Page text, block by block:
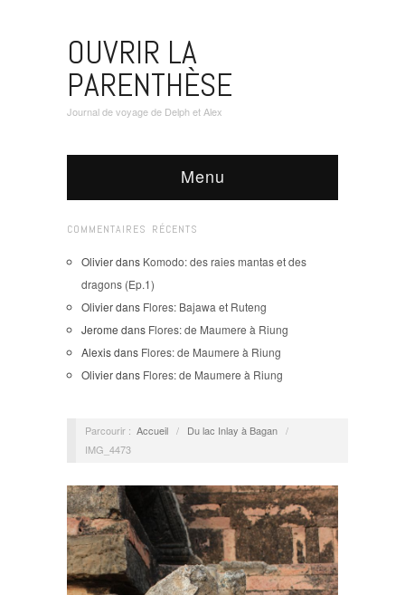
OUVRIR LA
PARENTHÈSE
Journal de voyage de Delph et Alex
Menu
COMMENTAIRES RÉCENTS
Olivierdans Komodo: des raies mantas et des
dragons (Ep.1)
Olivierdans Flores: Bajawa et Ruteng
Jerome dans Flores: de Maumere à Riung
Alexisdans Flores: de Maumere à Riung
Olivierdans Flores: de Maumere à Riung
Parcourir : Accueil / Du lac Inlay à Bagan /
IMG_4473